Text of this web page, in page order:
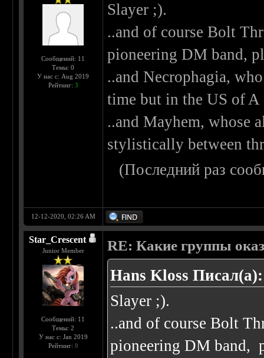
Сообщений: 11
Темы: 0
У нас с: Aug 2019
Рейтинг: 3
Slayer ;).
..and of course Bolt
pioneering DM band,
..and Necrophagia,
time but in the US of A
..and Mayhem, whose
stylistically between
(Последний раз
12-12-2020, 02:26 AM
Star_Crescent
Junior Member
Сообщений: 11
Темы: 2
У нас с: Jan 2019
Рейтинг: 0
RE: Какие группы
Hans Kloss Писал(а):
Slayer ;).
..and of course Bolt
pioneering DM band,